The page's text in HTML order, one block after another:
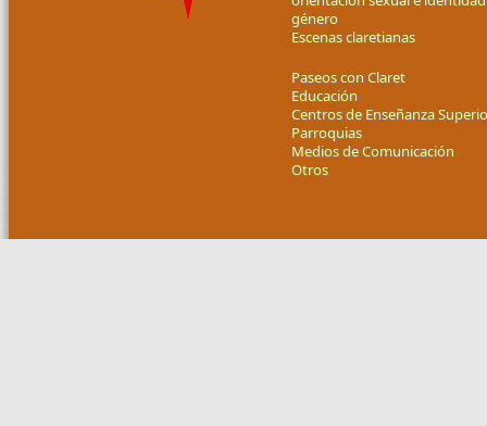
género
Escenas claretianas
Paseos con Claret
Educación
Centros de Enseñanza
Parroquias
Medios de Comunicación
Otros